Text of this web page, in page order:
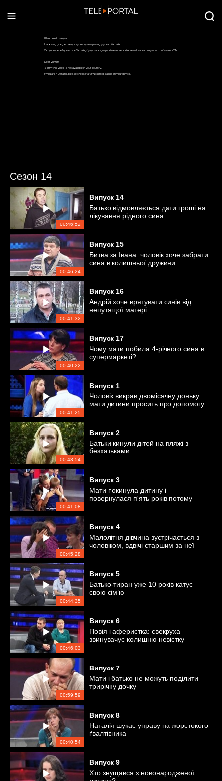
Сезон 14
00:46:52
Випуск 14
Батько відмовляється дати гроші на
лікування рідного сина
00:46:24
Випуск 15
Битва за Івана: чоловік хоче забрати
сина в колишньої дружини
00:41:32
Випуск 16
Андрій хоче врятувати синів від
непутящої матері
00:40:22
Випуск 17
Чому мати побила 4-річного сина в
супермаркеті?
00:41:25
Випуск 1
Чоловік викрав двомісячну доньку:
мати дитини просить про допомогу
00:43:54
Випуск 2
Батьки кинули дітей на пляжі з
безхатьками
00:41:08
Випуск 3
Мати покинула дитину і
повернулася п'ять років потому
00:45:28
Випуск 4
Малолітня дівчина зустрічається з
чоловіком, вдвічі старшим за неї
00:44:35
Випуск 5
Батько-тиран уже 10 років катує
свою сім’ю
00:46:03
Випуск 6
Повія і аферистка: свекруха
звинувачує колишню невістку
00:59:59
Випуск 7
Мати і батько не можуть поділити
трирічну дочку
00:40:54
Випуск 8
Наталія шукає управу на жорстокого
ґвалтівника
Випуск 9
Хто знущався з новонародженої